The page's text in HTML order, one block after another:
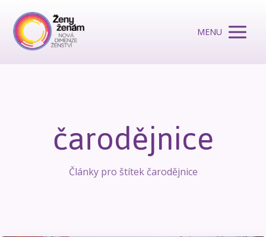
MENU
čarodějnice
Články pro štítek čarodějnice